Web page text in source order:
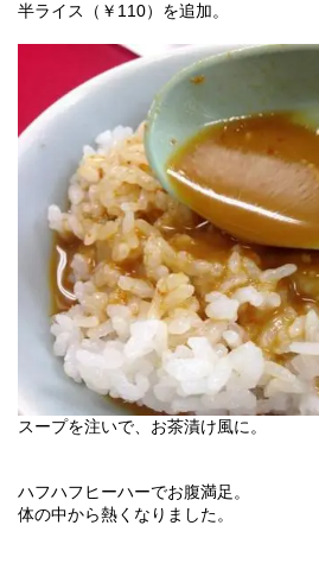
半ライス（￥ 110）を追加。
スープを注いで、お茶漬け風に。
ハフハフヒーハーでお腹満足。
体の中から熱くなりました。